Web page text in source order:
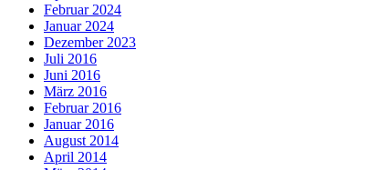
Februar 2024
Januar 2024
Dezember 2023
Juli 2016
Juni 2016
März 2016
Februar 2016
Januar 2016
August 2014
April 2014